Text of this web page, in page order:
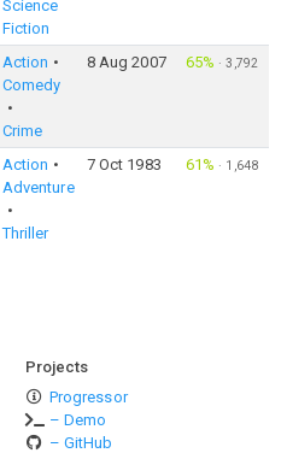
Science
Fiction
Action
Comedy
Crime
8 Aug 2007 65% ·3,792
Action
Adventure
Thriller
7 Oct 1983 61% · 1,648
Projects
Progressor
– Demo
– GitHub